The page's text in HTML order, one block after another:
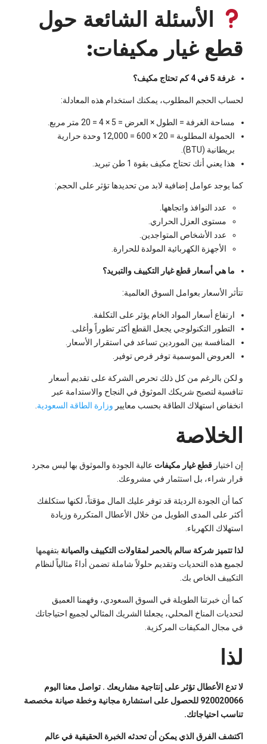
الأسئلة الشائعة حول
قطع غيار مكيفات:
غرفة 5 في 4 كم تحتاج مكيف؟
لحساب الحجم المطلوب، يمكنك استخدام هذه المعادلة:
مساحة الغرفة = الطول × العرض = 5 × 4 = 20 متر مربع.
الحمولة المطلوبة = 20 × 600 = 12,000 وحدة حرارية
بريطانية (BTU).
هذا يعني أنك تحتاج مكيف بقوة 1 طن تبريد.
كما يوجد عوامل إضافية لابد من تحديدها تؤثر على الحجم:
عدد النوافذ واتجاهها.
مستوى العزل الحراري.
عدد الأشخاص المتواجدين.
الأجهزة الكهربائية المولدة للحرارة.
ما هي أسعار قطع غيار التكييف والتبريد؟
تتأثر الأسعار بعوامل السوق العالمية:
ارتفاع أسعار المواد الخام يؤثر على التكلفة.
التطور التكنولوجي يجعل القطع أكثر تطوراً وأغلى.
المنافسة بين الموردين تساعد في استقرار الأسعار.
العروض الموسمية توفر فرص توفير.
و لكن بالرغم من كل ذلك تحرص الشركة على تقديم أسعار
تنافسية لتصبح شريكك الموثوق في النجاح والاستدامة عبر
انخفاض استهلاك الطاقة بحسب معايير وزارة الطاقة السعودية
الخلاصة
إن اختيار قطع غيار مكيفات عالية الجودة والموثوق بها ليس مجرد
قرار شراء، بل استثمار في مشروعك.
كما أن الجودة الرديئة قد توفر عليك المال مؤقتاً، لكنها ستكلفك
أكثر على المدى الطويل من خلال الأعطال المتكررة وزيادة
استهلاك الكهرباء.
لذا تتميز شركة سالم بالحمر لمقاولات التكييف والصيانة بتفهمها
لجميع هذه التحديات وتقديم حلولاً شاملة تضمن أداءً مثالياً لنظام
التكييف الخاص بك.
كما أن خبرتنا الطويلة في السوق السعودي، وفهمنا العميق
لتحديات المناخ المحلي، يجعلنا الشريك المثالي لجميع احتياجاتك
في مجال المكيفات المركزية.
لذا
لا تدع الأعطال تؤثر على إنتاجية مشاريعك . تواصل معنا اليوم
920020066 للحصول على استشارة مجانية وخطة صيانة مخصصة
تناسب احتياجاتك.
اكتشف الفرق الذي يمكن أن تحدثه الخبرة الحقيقية في عالم